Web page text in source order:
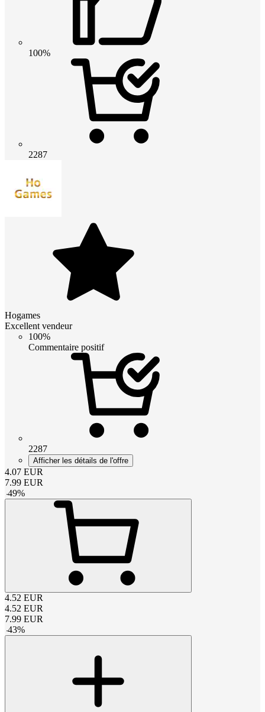
100%
2287
Hogames
Excellent vendeur
100%
Commentaire positif
2287
Afficher les détails de l'offre
4.07 EUR
7.99 EUR
-49%
4.52 EUR
4.52 EUR
7.99 EUR
-43%